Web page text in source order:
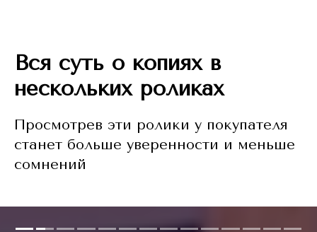
Вся суть о копиях в
нескольких роликах
Просмотрев эти ролики у покупателя
станет больше уверенности и меньше
сомнений